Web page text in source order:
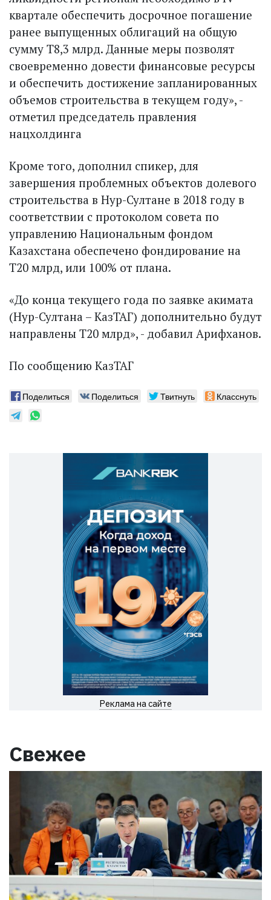
квартале обеспечить досрочное погашение
ранее выпущенных облигаций на общую
сумму Т8,3 млрд. Данные меры позволят
своевременно довести финансовые ресурсы
и обеспечить достижение запланированных
объемов строительства в текущем году», -
отметил председатель правления
нацхолдинга
Кроме того, дополнил спикер, для
завершения проблемных объектов долевого
строительства в Нур-Султане в 2018 году в
соответствии с протоколом совета по
управлению Национальным фондом
Казахстана обеспечено фондирование на
Т20 млрд, или 100% от плана.
«До конца текущего года по заявке акимата
(Нур-Султана – КазТАГ) дополнительно будут
направлены Т20 млрд», - добавил Арифханов.
По сообщению КазТАГ
Поделиться Поделиться Твитнуть Класснуть
Реклама на сайте
Свежее